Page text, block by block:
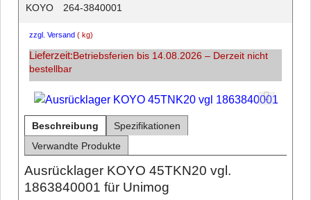
KOYO 264-3840001
zzgl. Versand kg
Lieferzeit: Betriebsferien bis 14.08.2026 – Derzeit nicht
bestellbar
Beschreibung
Spezifikationen
Verwandte Produkte
Ausrücklager KOYO 45TKN20 vgl.
1863840001 für Unimog